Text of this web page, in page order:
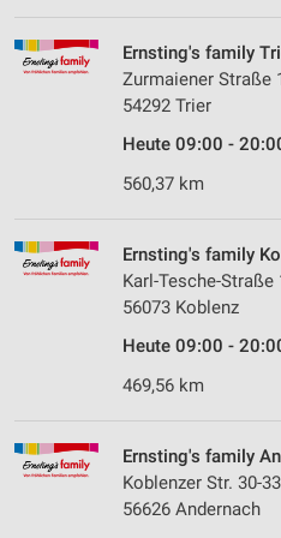
Ernsting's family
Zurmaiener Straße
54292 Trier
Heute 09:00 -
560,37 km
Ernsting's family
Karl-Tesche-Straße
56073 Koblenz
Heute 09:00 -
469,56 km
Ernsting's family
Koblenzer Str. 30-33
56626 Andernach
Erstellung von Profilen zur
Verwendung von Profilen zur
Messung der Performance von
Analyse von Zielgruppen durch
Kombinationen von Daten aus
Entwicklung und Verbesserung
Verwendung reduzierter Daten
Inhalten
IAB-Besonderheiten: